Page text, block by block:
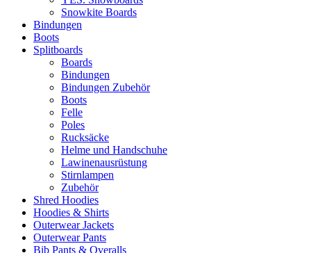
Snowkite Boards
Bindungen
Boots
Splitboards
Boards
Bindungen
Bindungen Zubehör
Boots
Felle
Poles
Rucksäcke
Helme und Handschuhe
Lawinenausrüstung
Stirnlampen
Zubehör
Shred Hoodies
Hoodies & Shirts
Outerwear Jackets
Outerwear Pants
Bib Pants & Overalls